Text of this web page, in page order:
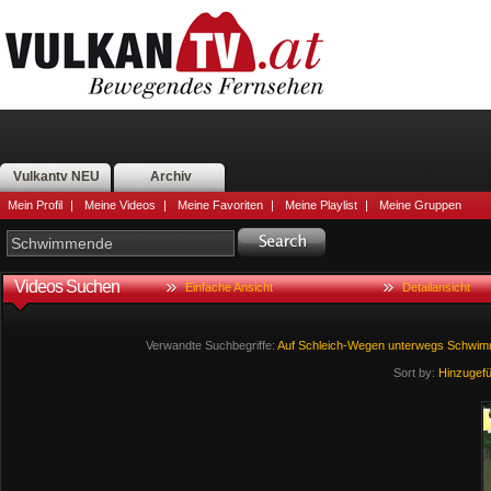
Vulkantv NEU Archiv
Mein Profil | Meine Videos | Meine Favoriten | Meine Playlist | Meine Gruppen
Videos Suchen Einfache Ansicht Detailansicht
Verwandte Suchbegriffe: Auf Schleich-Wegen unterwegs
Sort by: